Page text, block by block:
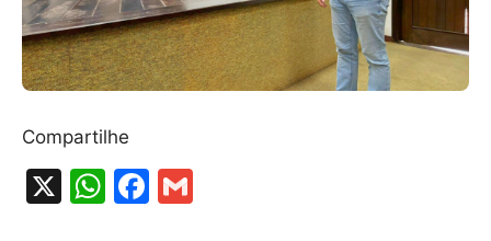
Compartilhe
X
W F